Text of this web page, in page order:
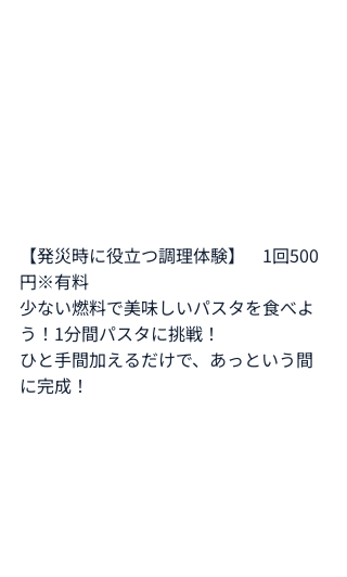
【発災時に役立つ調理体験】　1回500
円※有料
少ない燃料で美味しいパスタを食べよ
う！1分間パスタに挑戦！
ひと手間加えるだけで、あっという間
に完成！